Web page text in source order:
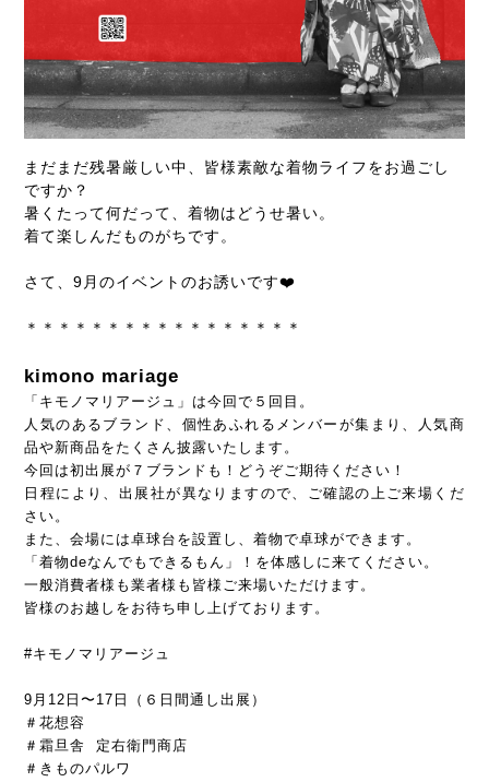
まだまだ残暑厳しい中、皆様素敵な着物ライフをお過ごし
ですか？
暑くたって何だって、着物はどうせ暑い。
着て楽しんだものがちです。
さて、9月のイベントのお誘いです❤️
＊＊＊＊＊＊＊＊＊＊＊＊＊＊＊＊＊
kimono mariage
「キモノマリアージュ」は今回で５回目。
人気のあるブランド、個性あふれるメンバーが集まり、人気商
品や新商品をたくさん披露いたします。
今回は初出展が７ブランドも！どうぞご期待ください！
日程により、出展社が異なりますので、ご確認の上ご来場くだ
さい。
また、会場には卓球台を設置し、着物で卓球ができます。
「着物deなんでもできるもん」！を体感しに来てください。
一般消費者様も業者様も皆様ご来場いただけます。
皆様のお越しをお待ち申し上げております。
#キモノマリアージュ
9 月 12 日〜17 日（６日間通し出展）
＃花想容
＃霜旦舎
定右衛門商店
＃きものパルワ